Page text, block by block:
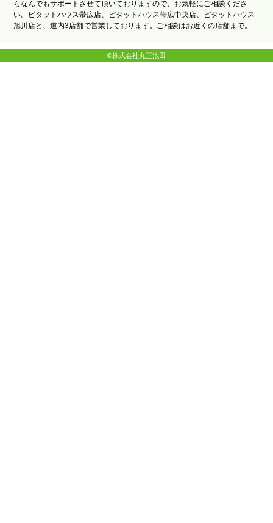
らなんでもサポートさせて頂いておりますので、お気軽にご相談くださ
い。ピタットハウス帯広店、ピタットハウス帯広中央店、ピタットハウス
旭川店と、道内3店舗で営業しております。ご相談はお近くの店舗まで。
©株式会社丸正池田